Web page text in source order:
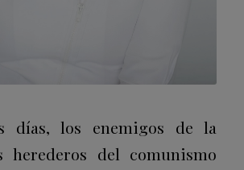
días, los enemigos de la
herederos del comunismo